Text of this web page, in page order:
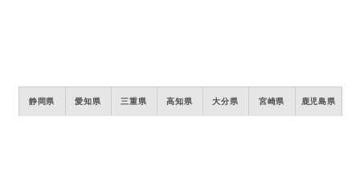
静岡県 愛知県 三重県 高知県 大分県 宮崎県 鹿児島県